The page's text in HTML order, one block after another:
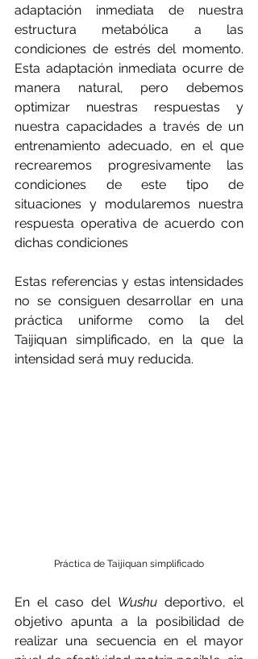
adaptación inmediata de nuestra
estructura metabólica a las
condiciones de estrés del momento.
Esta adaptación inmediata ocurre de
manera natural, pero debemos
optimizar nuestras respuestas y
nuestra capacidades a través de un
entrenamiento adecuado, en el que
recrearemos progresivamente las
condiciones de este tipo de
situaciones y modularemos nuestra
respuesta operativa de acuerdo con
dichas condiciones
Estas referencias y estas intensidades
no se consiguen desarrollar en una
práctica uniforme como la del
Taijiquan simplificado, en la que la
intensidad será muy reducida.
Práctica de Taijiquan simplificado
En el caso del Wushu deportivo, el
objetivo apunta a la posibilidad de
realizar una secuencia en el mayor